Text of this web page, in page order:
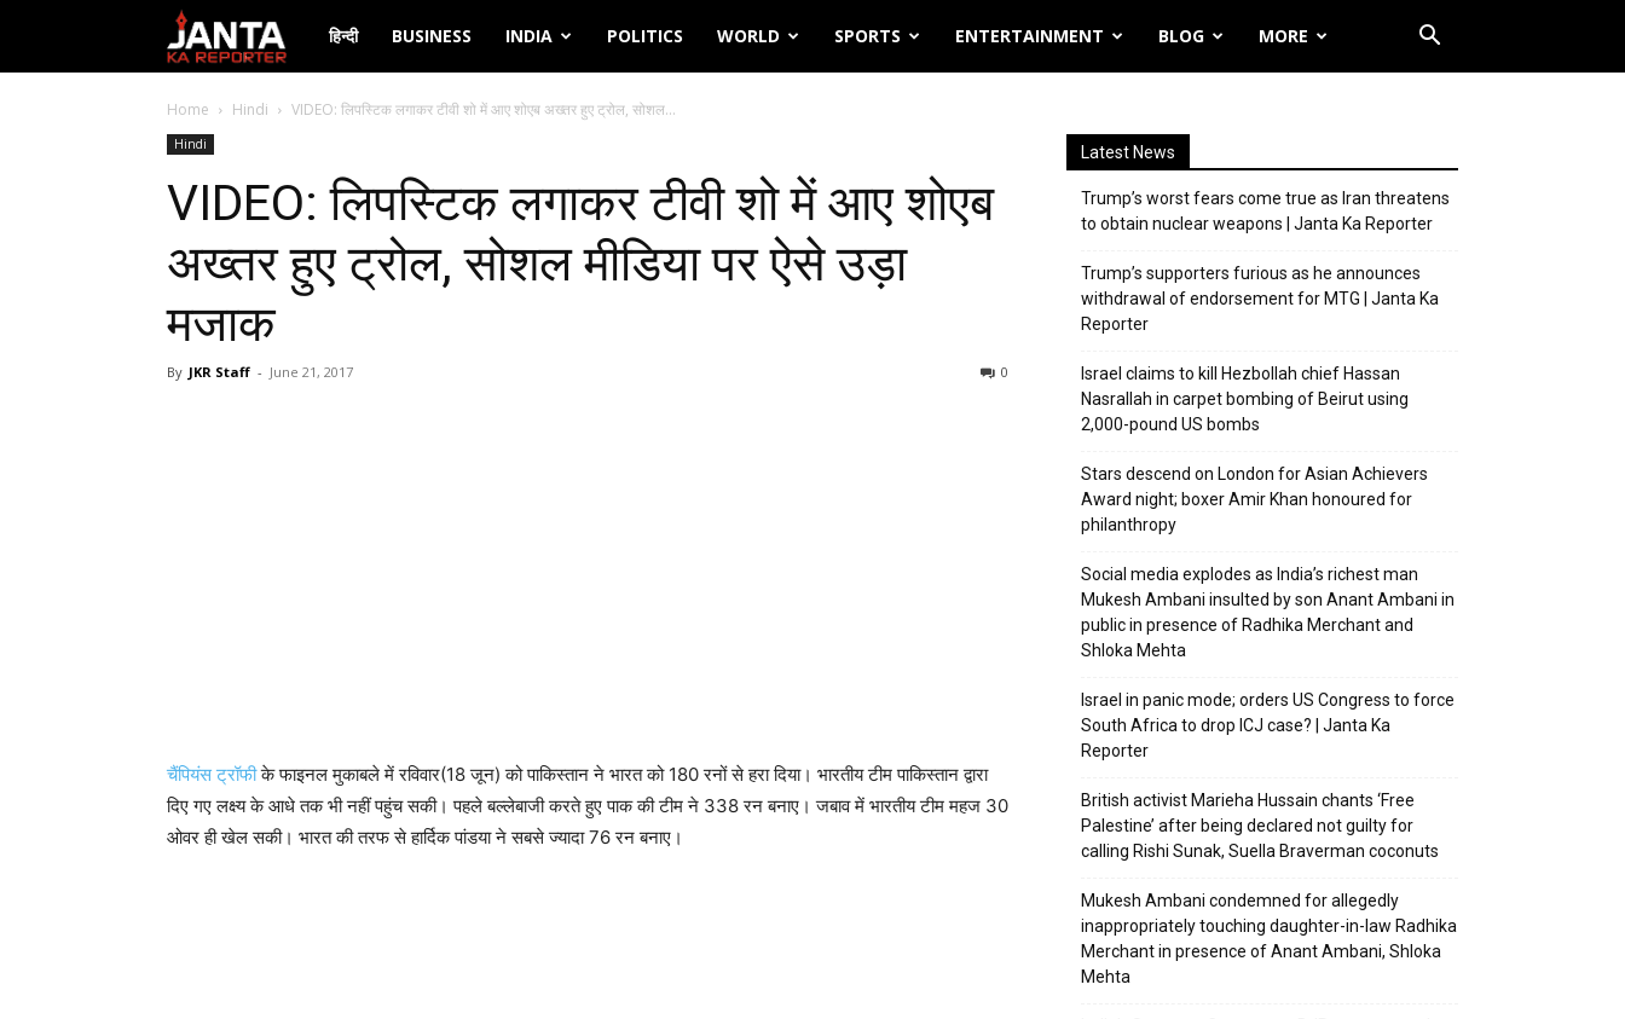
Janta
Ka
Reporter
हिन्दी BUSINESS INDIA POLITICS WORLD SPORTS ENTERTAINMENT BLOG MORE
Home Hindi VIDEO: लिपस्टिक लगाकर टीवी शो में आए शोएब अख्तर हुए ट्रोल, सोशल...
Hindi
VIDEO: लिपस्टिक लगाकर टीवी शो में आए शोएब
अख्तर हुए ट्रोल, सोशल मीडिया पर ऐसे उड़ा
मजाक
By JKR Staff - June 21, 2017 0
चैंपियंस ट्रॉफीके फाइनल मुकाबले में रविवार(18 जून) को पाकिस्तान ने भारत को 180 रनों से हरा दिया। भारतीय टीम पाकिस्तान द्वारा
दिए गए लक्ष्य के आधे तक भी नहीं पहुंच सकी। पहले बल्लेबाजी करते हुए पाक की टीम ने 338 रन बनाए। जबाव में भारतीय टीम महज 30
ओवर ही खेल सकी। भारत की तरफ से हार्दिक पांडया ने सबसे ज्यादा 76 रन बनाए।
Latest News
Trump’s worst fears come true as Iran threatens
to obtain nuclear weapons | Janta Ka Reporter
Trump’s supporters furious as he announces
withdrawal of endorsement for MTG | Janta Ka
Reporter
Israel claims to kill Hezbollah chief Hassan
Nasrallah in carpet bombing of Beirut using
2,000-pound US bombs
Stars descend on London for Asian Achievers
Award night; boxer Amir Khan honoured for
philanthropy
Social media explodes as India’s richest man
Mukesh Ambani insulted by son Anant Ambani in
public in presence of Radhika Merchant and
Shloka Mehta
Israel in panic mode; orders US Congress to force
South Africa to drop ICJ case? | Janta Ka
Reporter
British activist Marieha Hussain chants ‘Free
Palestine’ after being declared not guilty for
calling Rishi Sunak, Suella Braverman coconuts
Mukesh Ambani condemned for allegedly
inappropriately touching daughter-in-law Radhika
Merchant in presence of Anant Ambani, Shloka
Mehta